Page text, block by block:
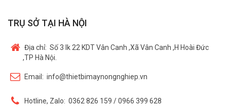
TRỤ SỞ TẠI HÀ NỘI
Địa chỉ: Số 3 lk 22 KDT Vân Canh ,Xã Vân Canh ,H Hoài Đức
,TP Hà Nội.
Email: info@thietbimaynongnghiep.vn
Hotline, Zalo: 0362 826 159 / 0966 399 628